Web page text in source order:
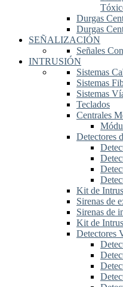
Durgas
Durgas
SEÑALIZACIÓN
Señales
INTRUSIÓN
Sistemas
Sistemas
Sistemas
Teclados
Centrales
Detectores
Kit de
Sirenas de
Sirenas de
Kit de
Detectores